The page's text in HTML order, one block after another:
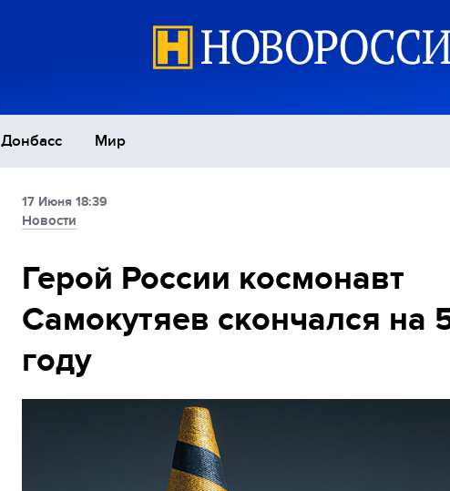
Донбасс Мир
Экономика
Спорт
17 Июня 18:39
Новости
Герой России космонавт
Самокутяев скончался на
году